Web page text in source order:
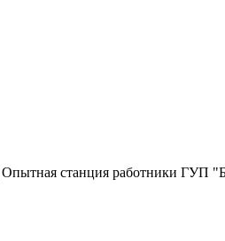
станция работники ГУП